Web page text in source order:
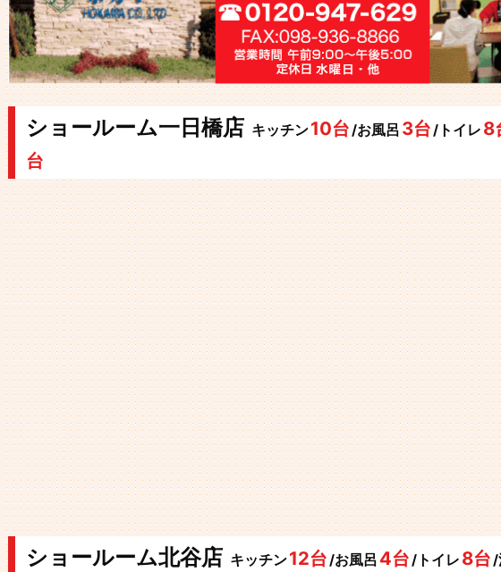
ショールーム一日橋店 キッチン10台/お風呂 3台/トイレ 8
台
ショールーム北谷店 キッチン12台/お風呂 4台/トイレ 8台/